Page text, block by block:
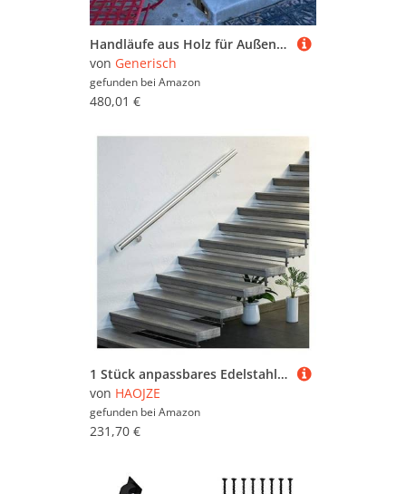
Handläufe aus Holz für Außentreppen, rutschfestes Sicherheitsgeländer mit schmiedeeisernen Pfosten und verstellbarer 270° Halterung für Garten und Veranda
von Generisch
gefunden bei Amazon
480,01 €
1 Stück anpassbares Edelstahl-Handlauf-Set for Innen- und Außentreppen – 1,6 bis 20 Fuß Länge, stabile Geländer(8.5ft)
von HAOJZE
gefunden bei Amazon
231,70 €